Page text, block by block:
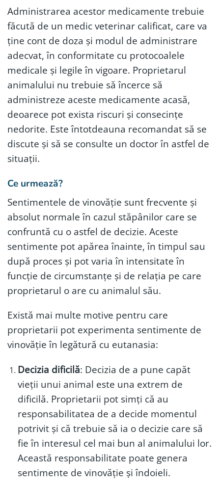
Administrarea acestor medicamente trebuie
făcută de un medic veterinar calificat, care va
ține cont de doza și modul de administrare
adecvat, în conformitate cu protocoalele
medicale și legile în vigoare. Proprietarul
animalului nu trebuie să încerce să
administreze aceste medicamente acasă,
deoarece pot exista riscuri și consecințe
nedorite. Este întotdeauna recomandat să se
discute și să se consulte un doctor în astfel de
situații.
Ce urmează?
Sentimentele de vinovăție sunt frecvente și
absolut normale în cazul stăpânilor care se
confruntă cu o astfel de decizie. Aceste
sentimente pot apărea înainte, în timpul sau
după proces și pot varia în intensitate în
funcție de circumstanțe și de relația pe care
proprietarul o are cu animalul său.
Există mai multe motive pentru care
proprietarii pot experimenta sentimente de
vinovăție în legătură cu eutanasia:
Decizia dificilă: Decizia de a pune capăt
vieții unui animal este una extrem de
dificilă. Proprietarii pot simți că au
responsabilitatea de a decide momentul
potrivit și că trebuie să ia o decizie care să
fie în interesul cel mai bun al animalului lor.
Această responsabilitate poate genera
sentimente de vinovăție și îndoieli.